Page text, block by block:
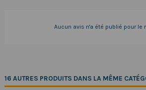
Aucun avis n'a été publié pour le
16 AUTRES PRODUITS DANS LA MÊME